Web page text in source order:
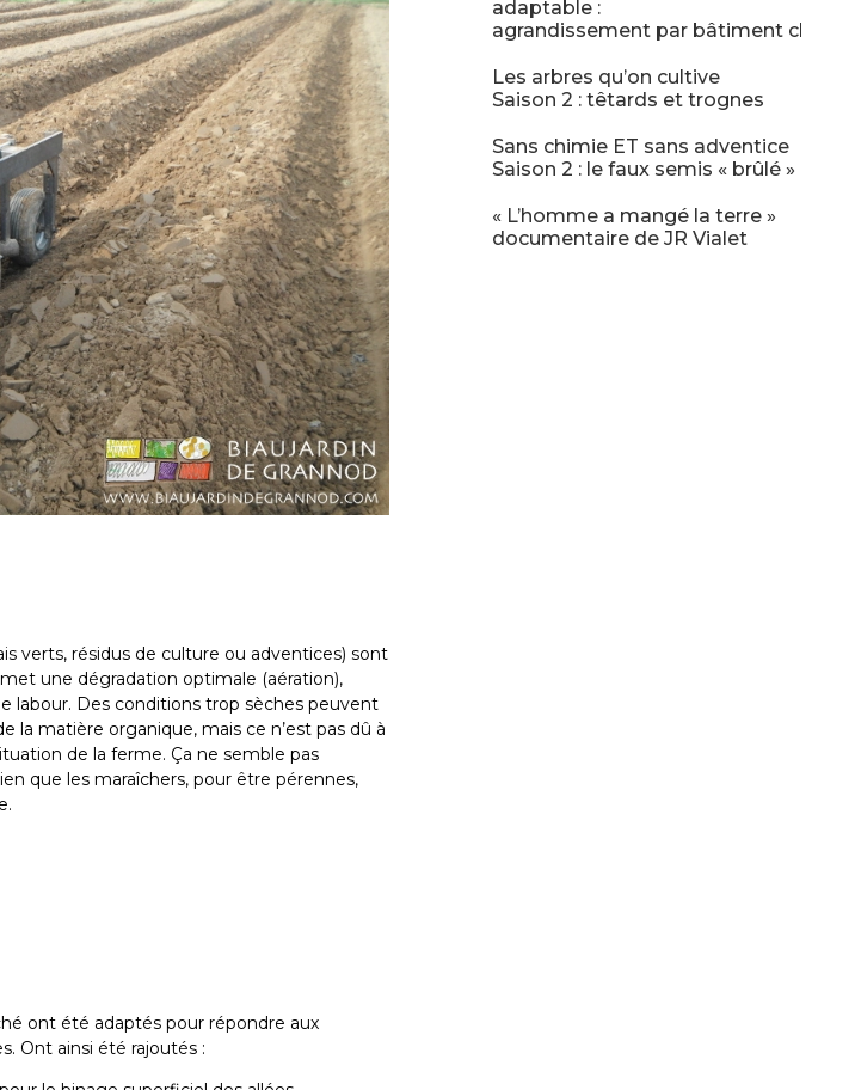
verts, résidus de culture ou adventices) sont
une dégradation optimale (aération),
labour. Des conditions trop sèches peuvent
la matière organique, mais ce n’est pas dû à
de la ferme. Ça ne semble pas
que les maraîchers, pour être pérennes,
ont été adaptés pour répondre aux
Ont ainsi été rajoutés :
adaptable :
agrandissement par bâtiment
Les arbres qu’on cultive
Saison 2 : têtards et trognes
Sans chimie ET sans adventice
Saison 2 : le faux semis « brûlé »
« L’homme a mangé la terre »
documentaire de JR Vialet